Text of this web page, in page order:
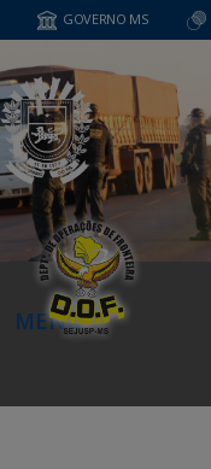
GOVERNO MS
MENU